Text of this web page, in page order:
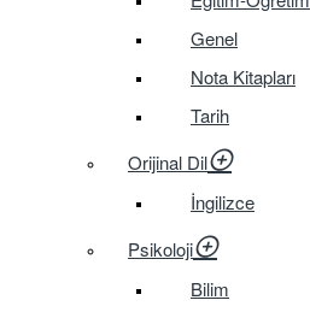
Genel
Nota Kitapları
Tarih
Orijinal Dil
İngilizce
Psikoloji
Bilim